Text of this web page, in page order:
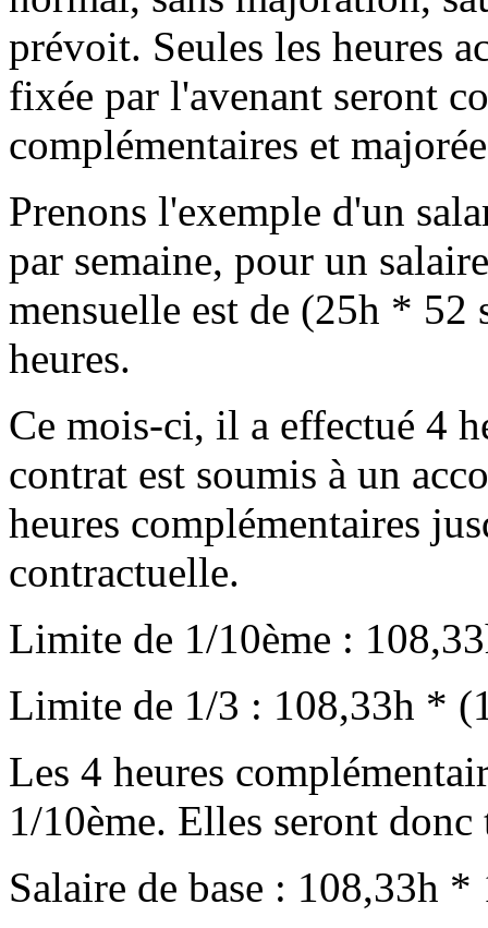
prévoit. Seules les heures
fixée par l'avenant seront
complémentaires et
Prenons l'exemple d'un
par semaine, pour un
mensuelle est de (25h * 52
heures.
Ce mois-ci, il a effectué 4
contrat est soumis à un
heures complémentaires
contractuelle.
Limite de 1/10ème :
Limite de 1/3 : 108,33h *
Les 4 heures
1/10ème. Elles seront
Salaire de base : 108,33h